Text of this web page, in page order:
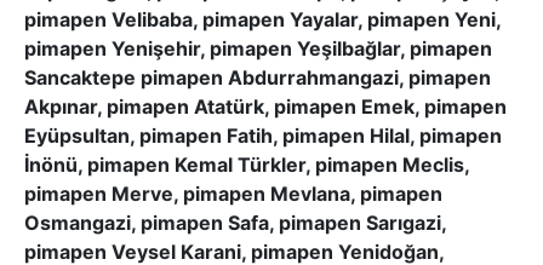
pimapen Velibaba, pimapen Yayalar, pimapen Yeni,
pimapen Yenişehir, pimapen Yeşilbağlar, pimapen
Sancaktepe pimapen Abdurrahmangazi, pimapen
Akpınar, pimapen Atatürk, pimapen Emek, pimapen
Eyüpsultan, pimapen Fatih, pimapen Hilal, pimapen
İnönü, pimapen Kemal Türkler, pimapen Meclis,
pimapen Merve, pimapen Mevlana, pimapen
Osmangazi, pimapen Safa, pimapen Sarıgazi,
pimapen Veysel Karani, pimapen Yenidoğan,